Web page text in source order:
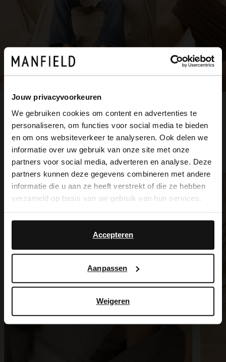
Jouw privacyvoorkeuren
We gebruiken cookies om content en advertenties te
personaliseren, om functies voor social media te bieden
en om ons websiteverkeer te analyseren. Ook delen we
informatie over uw gebruik van onze site met onze
partners voor social media, adverteren en analyse. Deze
partners kunnen deze gegevens combineren met andere
informatie die u aan ze heeft verstrekt of die ze hebben
verzameld op basis van uw gebruik van hun services.
Accepteren
Aanpassen
Weigeren
Item
×
View this website in English?
It looks like your language isn't Dutch. Would
you like to switch to English?
English